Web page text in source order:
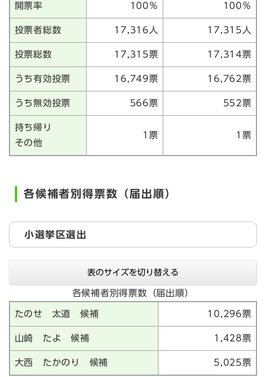
開票率 100％ 100％
投票者総数 17,316人 17,315人
投票総数 17,315票 17,314票
うち有効投票 16,749票 16,762票
うち無効投票 566票 552票
持ち帰り
その他
1票 1票
各候補者別得票数（届出順）
小選挙区選出
表のサイズを切り替える
各候補者別得票数（届出順）
たのせ 太道 候補 10,296票
山崎 たよ 候補 1,428票
大西 たかのり 候補 5,025票